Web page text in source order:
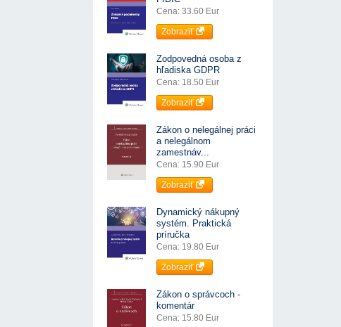
Cena: 33.60 Eur
Zobraziť
Zodpovedná osoba z
hľadiska GDPR
Cena: 18.50 Eur
Zobraziť
Zákon o nelegálnej práci
a nelegálnom
zamestnáv...
Cena: 15.90 Eur
Zobraziť
Dynamický nákupný
systém. Praktická
príručka
Cena: 19.80 Eur
Zobraziť
Zákon o správcoch -
komentár
Cena: 15.80 Eur